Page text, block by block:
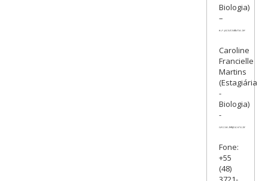
Biologia)
–
Caroline
Francielle
Martins
(Estagiária
-
Biologia)
-
Fone:
+55
(48)